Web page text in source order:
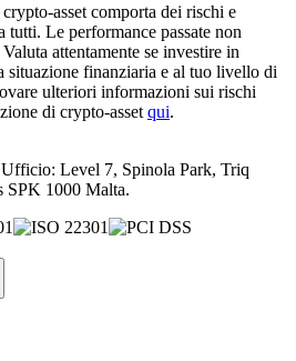
asset comporta dei rischi e
tutti. Le performance passate non
attentamente se investire in
situazione finanziaria e al tuo livello di
ulteriori informazioni sui rischi
di crypto-asset qui.
Ufficio: Level 7, Spinola Park, Triq
SPK 1000 Malta.